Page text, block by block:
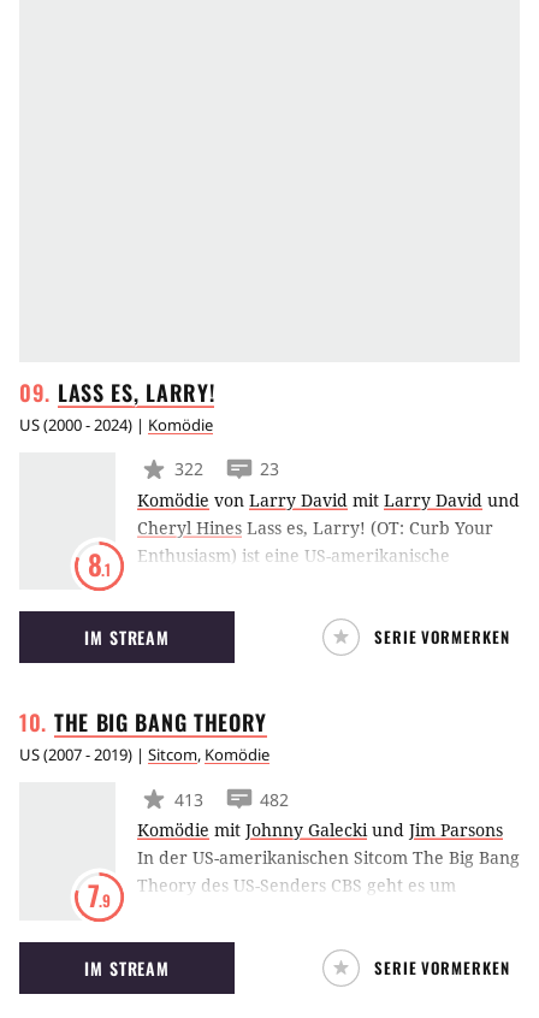
LASS ES, LARRY!
US(2000 - 2024) | Komödie
8.1
322
23
Komödie von Larry David mit Larry David und
Cheryl Hines Lass es, Larry! (OT: Curb Your
Enthusiasm) ist eine US-amerikanische
2000 zum ersten Mal ausgestrahlt wurde.
Seinfeld-Mitbegründer Larry David spielt eine
sehr zynische Version von sich selbst, die im
Menschen um sich herum überdrüssig
geworden ist.
IM STREAM SERIE VORMERKEN
THE BIG BANG THEORY
US(2007 - 2019) | Sitcom, Komödie
7.9
413
482
Komödie mit Johnny Galeckiund Jim Parsons
In der US-amerikanischen Sitcom The Big Bang
Theory des US-Senders CBS geht es um
Physiker, die sich lieber mit Elementarteilchen
als mit dem anderen Geschlecht befassen.
Daher ist es auch kein Problem, dass die
IM STREAM SERIE VORMERKEN